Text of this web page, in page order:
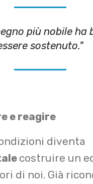
più nobile ha
sostenuto."
e reagire
diventa
costruire un
di noi. Già r